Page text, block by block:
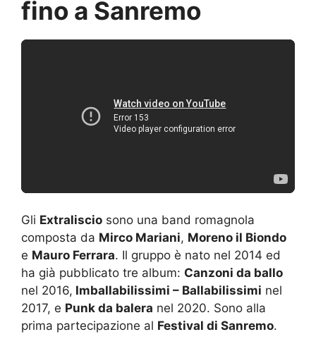
fino a Sanremo
Gli Extraliscio sono una band romagnola
composta da Mirco Mariani, Moreno il Biondo
e Mauro Ferrara. Il gruppo è nato nel 2014 ed
ha già pubblicato tre album: Canzoni da ballo
nel 2016, Imballabilissimi – Ballabilissimi nel
2017, e Punk da balera nel 2020. Sono alla
prima partecipazione al Festival di Sanremo.